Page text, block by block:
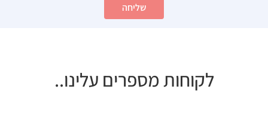
שליחה
לקוחות מספרים עלינו..